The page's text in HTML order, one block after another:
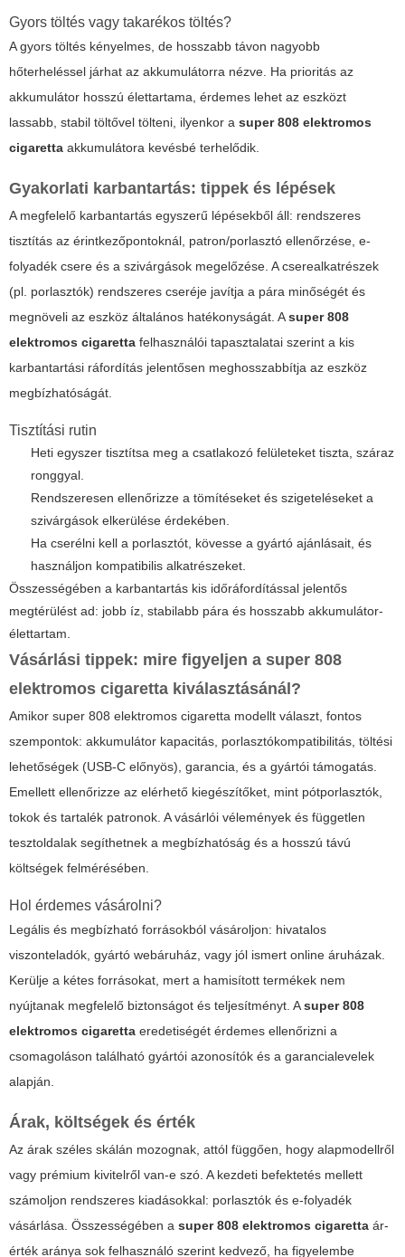
Gyors töltés vagy takarékos töltés?
A gyors töltés kényelmes, de hosszabb távon nagyobb
hőterheléssel járhat az akkumulátorra nézve. Ha prioritás az
akkumulátor hosszú élettartama, érdemes lehet az eszközt
lassabb, stabil töltővel tölteni, ilyenkor a super 808 elektromos
cigaretta akkumulátora kevésbé terhelődik.
Gyakorlati karbantartás: tippek és lépések
A megfelelő karbantartás egyszerű lépésekből áll: rendszeres
tisztítás az érintkezőpontoknál, patron/porlasztó ellenőrzése, e-
folyadék csere és a szivárgások megelőzése. A cserealkatrészek
(pl. porlasztók) rendszeres cseréje javítja a pára minőségét és
megnöveli az eszköz általános hatékonyságát. Asuper 808
elektromos cigaretta felhasználói tapasztalatai szerint a kis
karbantartási ráfordítás jelentősen meghosszabbítja az eszköz
megbízhatóságát.
Tisztítási rutin
Heti egyszer tisztítsa meg a csatlakozó felületeket tiszta, száraz
ronggyal.
Rendszeresen ellenőrizze a tömítéseket és szigeteléseket a
szivárgások elkerülése érdekében.
Ha cserélni kell a porlasztót, kövesse a gyártó ajánlásait, és
használjon kompatibilis alkatrészeket.
Összességében a karbantartás kis időráfordítással jelentős
megtérülést ad: jobb íz, stabilabb pára és hosszabb akkumulátor-
élettartam.
Vásárlási tippek: mire figyeljen a super 808
elektromos cigaretta kiválasztásánál?
Amikor super 808 elektromos cigaretta modellt választ, fontos
szempontok: akkumulátor kapacitás, porlasztókompatibilitás, töltési
lehetőségek (USB-C előnyös), garancia, és a gyártói támogatás.
Emellett ellenőrizze az elérhető kiegészítőket, mint pótporlasztók,
tokok és tartalék patronok. A vásárlói vélemények és független
tesztoldalak segíthetnek a megbízhatóság és a hosszú távú
költségek felmérésében.
Hol érdemes vásárolni?
Legális és megbízható forrásokból vásároljon: hivatalos
viszonteladók, gyártó webáruház, vagy jól ismert online áruházak.
Kerülje a kétes forrásokat, mert a hamisított termékek nem
nyújtanak megfelelő biztonságot és teljesítményt. Asuper 808
elektromos cigaretta eredetiségét érdemes ellenőrizni a
csomagoláson található gyártói azonosítók és a garancialevelek
alapján.
Árak, költségek és érték
Az árak széles skálán mozognak, attól függően, hogy alapmodellről
vagy prémium kivitelről van-e szó. A kezdeti befektetés mellett
számoljon rendszeres kiadásokkal: porlasztók és e-folyadék
vásárlása. Összességében a super 808 elektromos cigaretta ár-
érték aránya sok felhasználó szerint kedvező, ha figyelembe